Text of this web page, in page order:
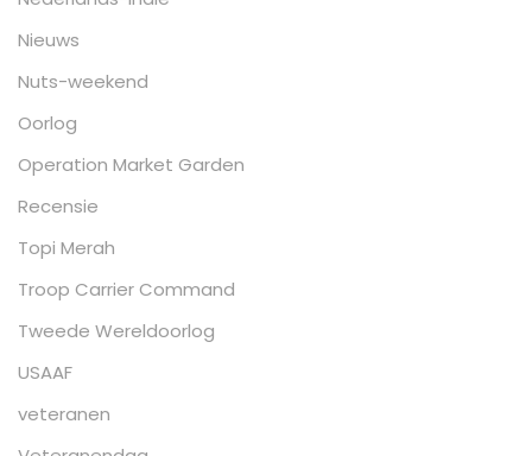
Nieuws
Nuts-weekend
Oorlog
Operation Market Garden
Recensie
Topi Merah
Troop Carrier Command
Tweede Wereldoorlog
USAAF
veteranen